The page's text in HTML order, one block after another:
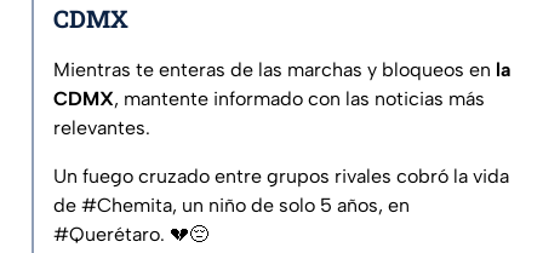
CDMX
Mientras te enteras de las marchas y bloqueos en la
CDMX, mantente informado con las noticias más
relevantes.
Un fuego cruzado entre grupos rivales cobró la vida
de #Chemita, un niño de solo 5 años, en
#Querétaro. 💔😔